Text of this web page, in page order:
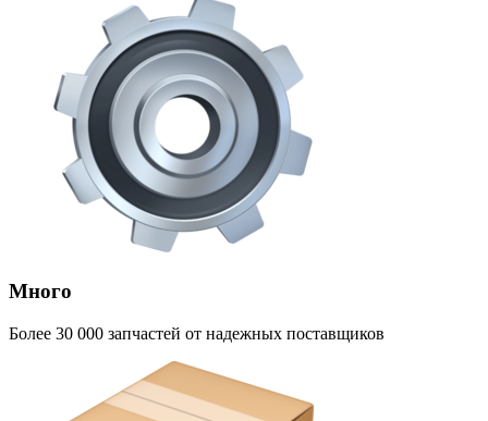
Много
Более 30 000 запчастей от надежных поставщиков